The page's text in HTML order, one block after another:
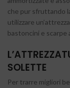
che pur sfruttando
utilizzare
bastoncini e scarpe
SOLETTE
Per trarre migliori